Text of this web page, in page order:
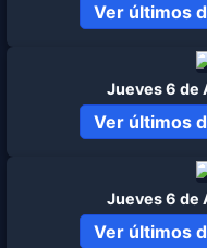
Ver últimos
Jueves 6 de
Ver últimos
Jueves 6 de
Ver últimos